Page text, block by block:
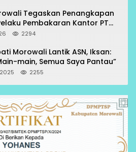
Tegaskan Penangkapan
Pembakaran Kantor PT
Prosedur
2294
Morowali Lantik ASN, Iksan:
main, Semua Saya Pantau”
2255